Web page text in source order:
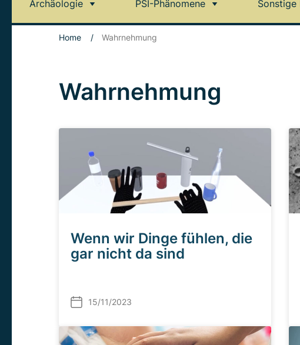
Archäologie PSI-Phänomene Sonstige
Home / Wahrnehmung
Wahrnehmung
Wenn wir Dinge fühlen, die
gar nicht da sind
15/11/2023